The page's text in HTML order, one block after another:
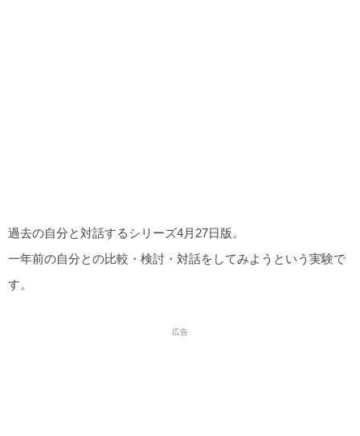
過去の自分と対話するシリーズ4月27日版。
一年前の自分との比較・検討・対話をしてみようという実験で
す。
広告